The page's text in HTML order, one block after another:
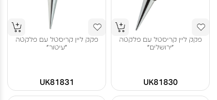
פקק ליין קריסטל עם פלקטה
"ירושלים"
UK81830
פקק ליין קריסטל עם פלקטה
"עיטור"
UK81831